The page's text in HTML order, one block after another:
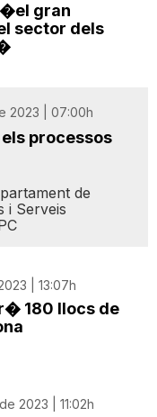
gran
sector dels
2023 | 07:00h
processos
de
i Serveis
| 13:07h
180 llocs de
2023 | 11:02h